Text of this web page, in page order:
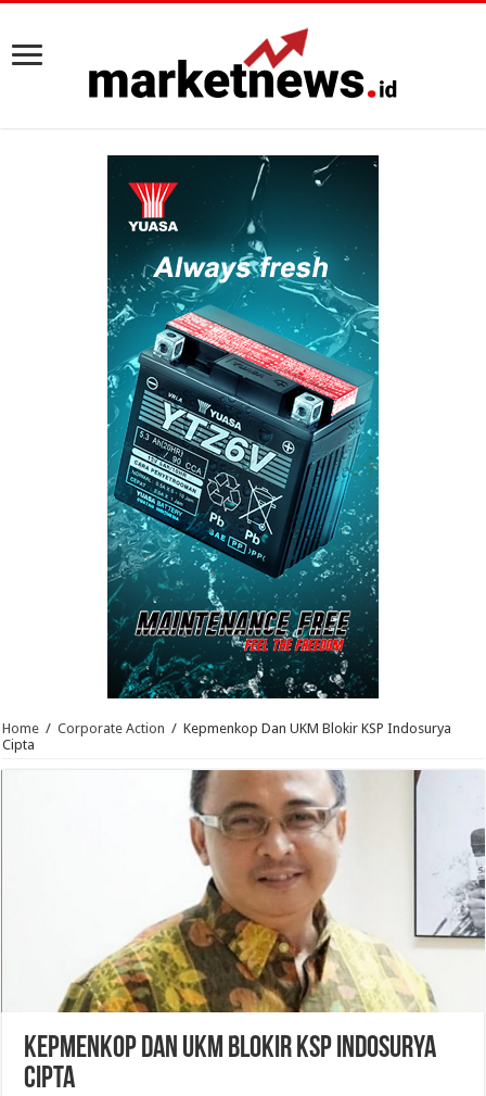
Home / Corporate Action / Kepmenkop Dan UKM Blokir KSP Indosurya
Cipta
Kepmenkop Dan UKM Blokir KSP Indosurya
Cipta